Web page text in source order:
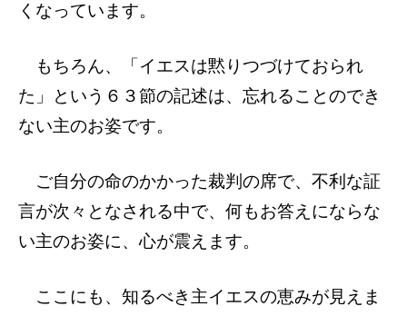
くなっています。
もちろん、「イエスは黙りつづけておられ
た」という６３節の記述は、忘れることのでき
ない主のお姿です。
ご自分の命のかかった裁判の席で、不利な証
言が次々となされる中で、何もお答えにならな
い主のお姿に、心が震えます。
ここにも、知るべき主イエスの恵みが見えま